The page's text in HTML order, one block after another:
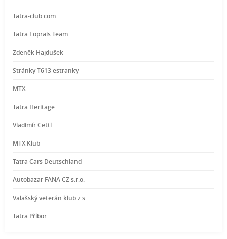
Tatra-club.com
Tatra Loprais Team
Zdeněk Hajdušek
Stránky T613 estranky
MTX
Tatra Heritage
Vladimír Cettl
MTX Klub
Tatra Cars Deutschland
Autobazar FANA CZ s.r.o.
Valašský veterán klub z.s.
Tatra Příbor